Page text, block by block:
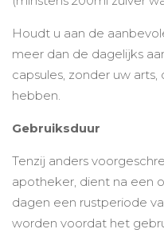
Houdt u aan de
meer dan de dagelijks
capsules, zonder uw
hebben.
Gebruiksduur
Tenzij anders
apotheker, dient na een
dagen een rustperiode
worden voordat het